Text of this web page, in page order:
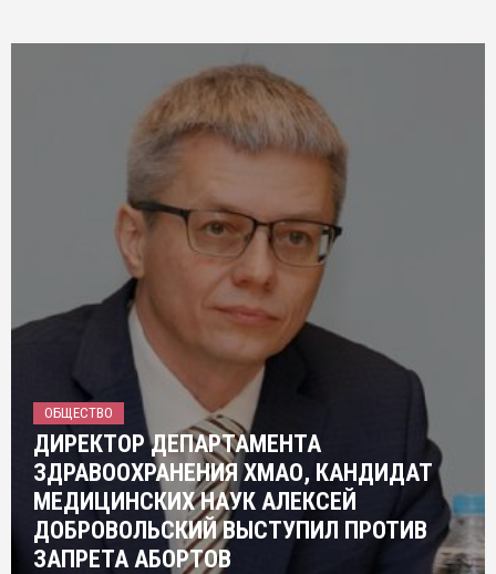
ОБЩЕСТВО
ДИРЕКТОР ДЕПАРТАМЕНТА
ЗДРАВООХРАНЕНИЯ ХМАО, КАНДИДАТ
МЕДИЦИНСКИХ НАУК АЛЕКСЕЙ
ДОБРОВОЛЬСКИЙ ВЫСТУПИЛ ПРОТИВ
ЗАПРЕТА АБОРТОВ